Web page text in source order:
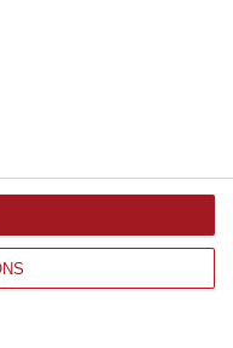
di News&Com S.r.l